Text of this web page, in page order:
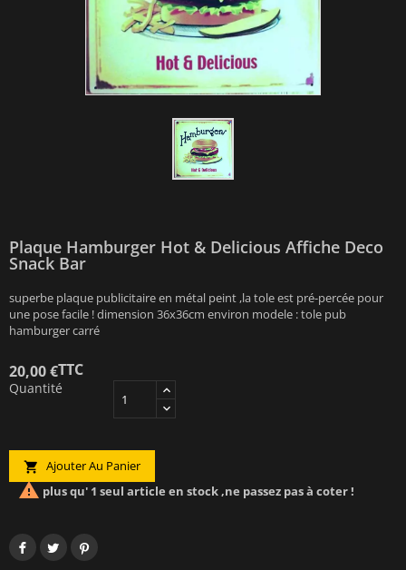
Plaque Hamburger Hot & Delicious Affiche Deco
Snack Bar
superbe plaque publicitaire en métal peint ,la tole est pré-percée pour
une pose facile ! dimension 36x36cm environ modele : tole pub
hamburger carré
20,00 €TTC
Quantité
 Ajouter Au Panier
 plus qu' 1 seul article en stock ,ne passez pas à coter !